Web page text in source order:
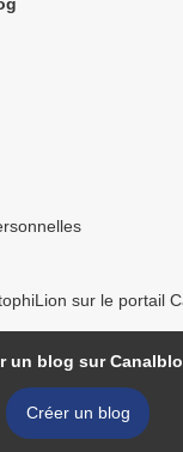
sur le portail
un blog sur
Créer un blog